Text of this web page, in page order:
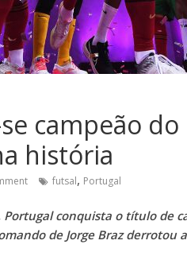
campeão
história
futsal, Portugal
conquista o título de
de Jorge Braz derrotou